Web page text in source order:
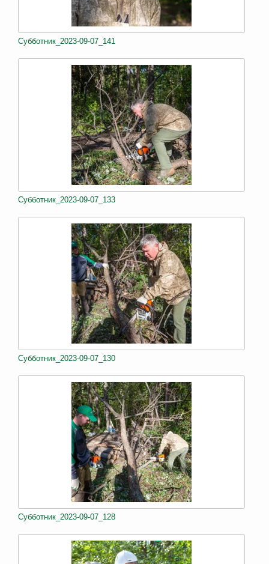
Субботник_2023-09-07_141
Субботник_2023-09-07_133
Субботник_2023-09-07_130
Субботник_2023-09-07_128